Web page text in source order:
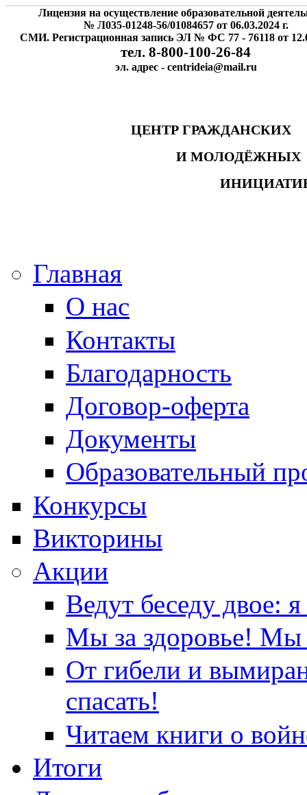
Лицензия на осуществление образовательной
№ Л035-01248-56/01084657 от 06.03.2024 г.
СМИ. Регистрационная запись ЭЛ № ФС 77 - 76118 от
тел. 8-800-100-26-84
эл. адрес - centrideia@mail.ru
ЦЕНТР
И
Главная
О нас
Контакты
Благодарность
Договор-оферта
Документы
Образовательный
Конкурсы
Викторины
Акции
Ведут беседу двое:
Мы за здоровье! Мы
От гибели и
спасать!
Читаем книги о
Итоги